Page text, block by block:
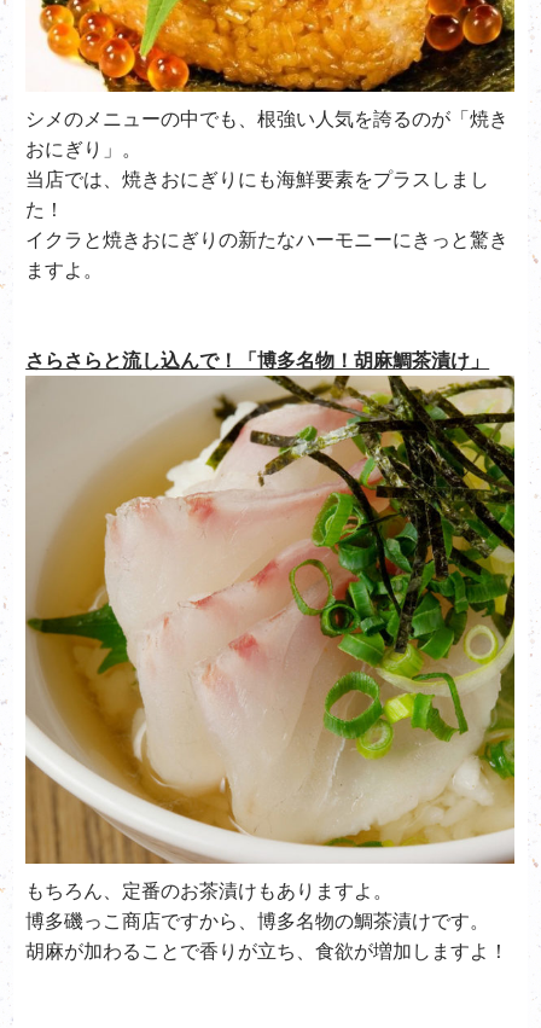
シメのメニューの中でも、根強い人気を誇るのが「焼き
おにぎり」。
当店では、焼きおにぎりにも海鮮要素をプラスしまし
た！
イクラと焼きおにぎりの新たなハーモニーにきっと驚き
ますよ。
さらさらと流し込んで！「博多名物！胡麻鯛茶漬け」
もちろん、定番のお茶漬けもありますよ。
博多磯っこ商店ですから、博多名物の鯛茶漬けです。
胡麻が加わることで香りが立ち、食欲が増加しますよ！